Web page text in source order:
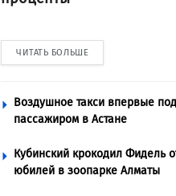
ЧИТАТЬ БОЛЬШЕ
Воздушное такси впервые
пассажиром в Астане
Кубинский крокодил Фидель
юбилей в зоопарке Алматы